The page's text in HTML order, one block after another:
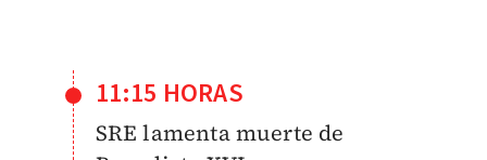
11:15 HORAS
SRE lamenta muerte de